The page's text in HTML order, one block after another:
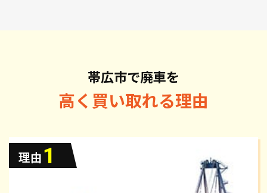
帯広市で廃車を
高く買い取れる理由